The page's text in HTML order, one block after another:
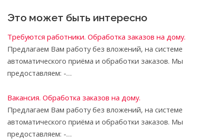
Это может быть интересно
Требуются работники. Обработка заказов на дому.
Предлагаем Вам работу без вложений, на системе
автоматического приёма и обработки заказов. Мы
предоставляем: -…
Вакансия. Обработка заказов на дому.
Предлагаем Вам работу без вложений, на системе
автоматического приёма и обработки заказов. Мы
предоставляем: -…